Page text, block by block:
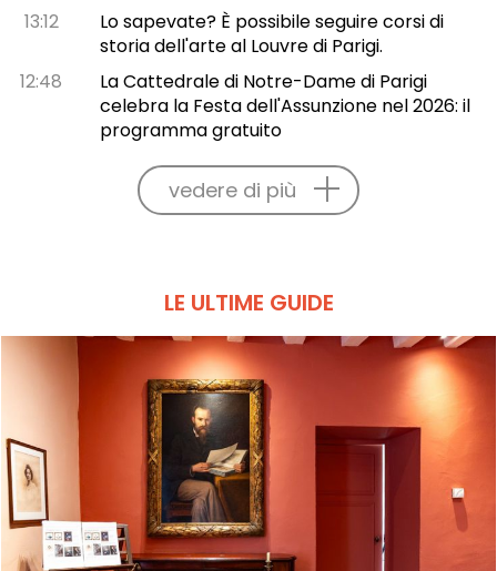
13:12
Lo sapevate? È possibile seguire corsi di
storia dell'arte al Louvre di Parigi.
12:48
La Cattedrale di Notre-Dame di Parigi
celebra la Festa dell'Assunzione nel 2026: il
programma gratuito
vedere di più
LE ULTIME GUIDE